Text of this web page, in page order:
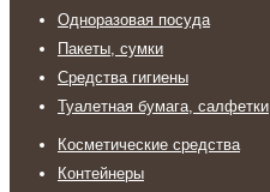
Одноразовая посуда
Пакеты, сумки
Средства гигиены
Туалетная бумага, салфетки
Косметические средства
Контейнеры